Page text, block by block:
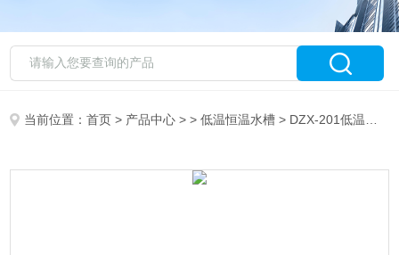
当前位置：首页 > 产品中心 > >低温恒温水槽 > DZX-201低温恒温水槽（低温恒温循环泵）